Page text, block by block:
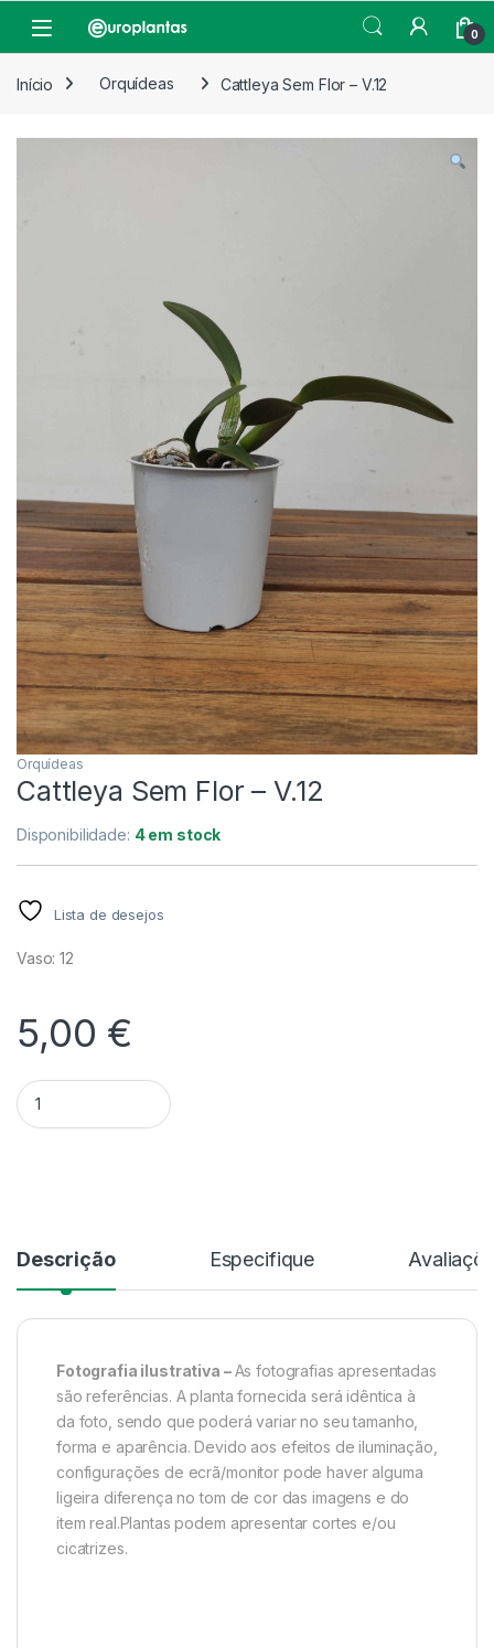
Open 0
Início Orquídeas Cattleya Sem Flor – V.12
Orquídeas
Cattleya Sem Flor – V.12
Disponibilidade: 4 em stock
Lista de desejos
Vaso: 12
5,00 €
Quantidade Cattleya Sem Flor - V.12
Descrição Especifique
Fotografia ilustrativa –As fotografias apresentadas
são referências. A planta fornecida será idêntica à
da foto, sendo que poderá variar no seu tamanho,
forma e aparência. Devido aos efeitos de iluminação,
configurações de ecrã/monitor pode haver alguma
ligeira diferença no tom de cor das imagens e do
item real.Plantas podem apresentar cortes e/ou
cicatrizes.